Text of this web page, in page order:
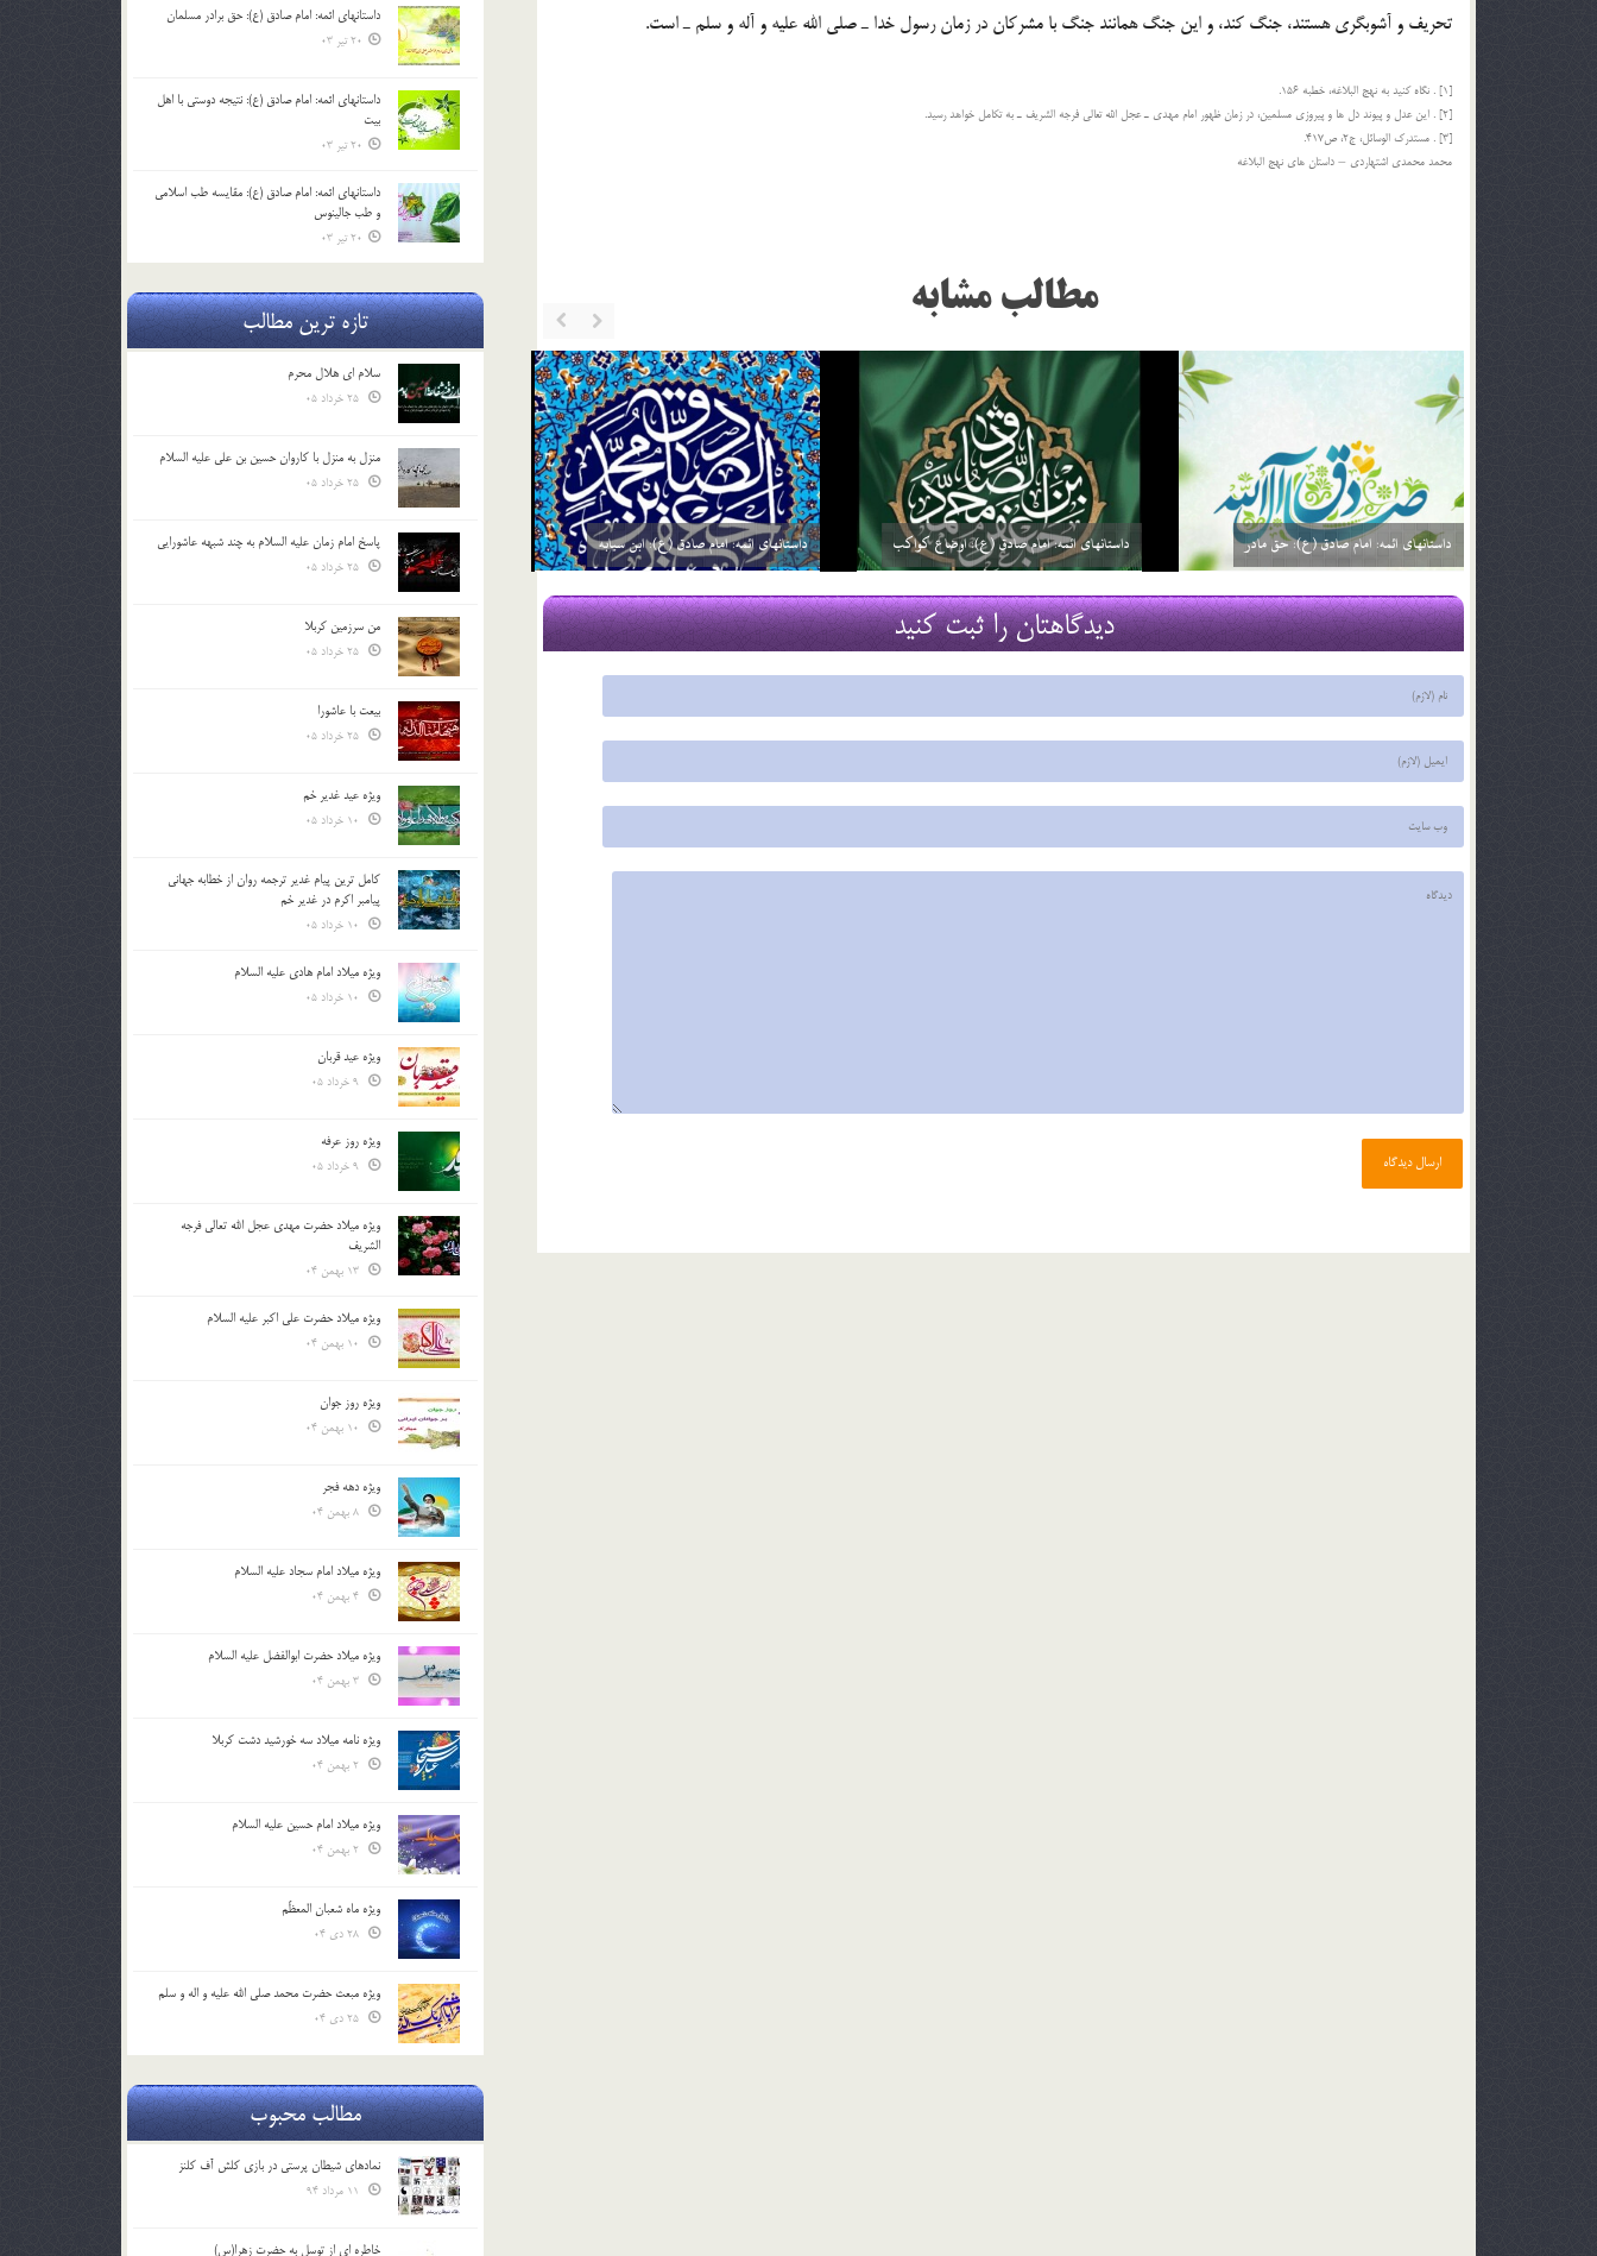
تحريف و آشوبگري هستند، جنگ کند، و اين جنگ همانند جنگ با مشرکان در زمان رسول خدا ـ صلي الله عليه و آله و سلم ـ است.
[1] . نگاه کنيد به نهج البلاغه، خطبه 156.
[2] . اين عدل و پيوند دل ها و پيروزي مسلمين، در زمان ظهور امام مهدي ـ عجل الله تعالي فرجه الشريف ـ به تکامل خواهد رسيد.
[3] . مستدرک الوسائل، ج2، ص417.
محمد محمدي اشتهاردي – داستان هاي نهج البلاغه
مطالب مشابه
داستانهای ائمه: امام صادق (ع): خیارفروش
29 اسفند 03
داستان های ائمه: امام صادق (ع): گره گشائی
29 اسفند 03
داستانهای ائمه: امام صادق (ع): توحید مفضل
21 مرداد 03
دیدگاهتان را ثبت کنید
داستانهای ائمه: امام صادق (ع): حق برادر مسلمان
20 تیر 03
داستانهای ائمه: امام صادق (ع): نتیجه دوستی با اهل
بیت
20 تیر 03
داستانهای ائمه: امام صادق (ع): مقایسه طب اسلامی
و طب جالینوس
20 تیر 03
تازه ترین مطالب
سلام ای هلال محرم
منزل به منزل با کاروان حسین بن علی علیه السلام
پاسخ امام زمان علیه السلام به چند شبهه عاشورایی
من سرزمین کربلا
بیعت با عاشورا
ویژه عید غدیر خم
کامل ترین پیام غدیر ترجمه روان از خطابه جهانی
پیامبر اکرم در غدیر خم
ویژه میلاد امام هادی علیه السلام
ویژه عید قربان
ویژه روز عرفه
ویژه میلاد حضرت مهدی عجل الله تعالی فرجه
الشريف
ویژه میلاد حضرت علی اکبر علیه السلام
ویژه روز جوان
ویژه دهه فجر
ویژه میلاد امام سجاد علیه السلام
ویژه میلاد حضرت ابوالفضل علیه السلام
ویژه نامه میلاد سه خورشید دشت کربلا
ویژه میلاد امام حسین علیه السلام
ویژه ماه شعبان المعظّم
ویژه مبعث حضرت محمد صلی الله علیه و اله و سلم
مطالب محبوب
نمادهای شیطان پرستی در بازی کلش آف کلنز
خاطره ای از توسل به حضرت زهرا(س)